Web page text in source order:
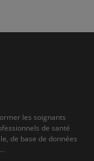
les soignants
de santé
de base de données